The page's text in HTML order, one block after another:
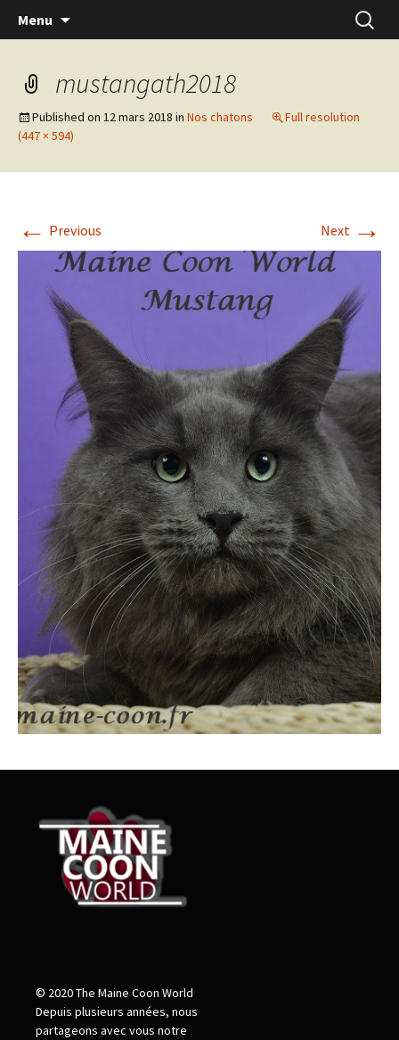
Menu
mustangath2018
Published on 12 mars 2018 in Nos chatons
Full resolution
(447 × 594)
← Previous Next →
© 2020 The Maine Coon World
Depuis plusieurs années, nous
partageons avec vous notre